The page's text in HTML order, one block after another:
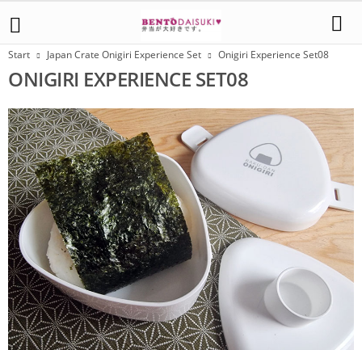
Start Japan Crate Onigiri Experience Set Onigiri Experience Set08
ONIGIRI EXPERIENCE SET08